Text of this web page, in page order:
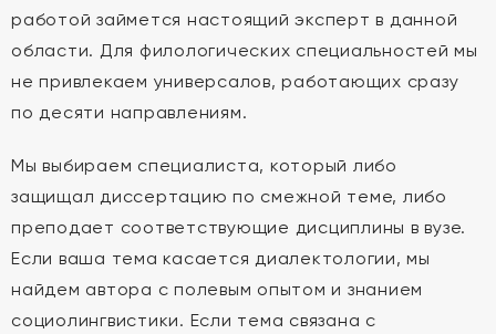
работой займется настоящий эксперт в данной
области. Для филологических специальностей мы
не привлекаем универсалов, работающих сразу
по десяти направлениям.
Мы выбираем специалиста, который либо
защищал диссертацию по смежной теме, либо
преподает соответствующие дисциплины в вузе.
Если ваша тема касается диалектологии, мы
найдем автора с полевым опытом и знанием
социолингвистики. Если тема связана с